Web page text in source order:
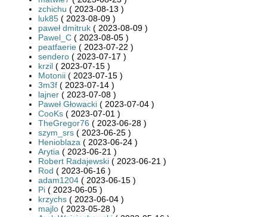
zchichu ( 2023-08-13 )
luk85 ( 2023-08-09 )
paweł dmitruk ( 2023-08-09 )
Pawel_C ( 2023-08-05 )
peatfaerie ( 2023-07-22 )
sendero ( 2023-07-17 )
krzil ( 2023-07-15 )
Motonii ( 2023-07-15 )
3m3f ( 2023-07-14 )
lajner ( 2023-07-08 )
Paweł Głowacki ( 2023-07-04 )
CooKs ( 2023-07-01 )
TheGregor76 ( 2023-06-28 )
szym_srs ( 2023-06-25 )
Henioblaza ( 2023-06-24 )
Arytia ( 2023-06-21 )
Robert Radajewski ( 2023-06-21 )
Rod ( 2023-06-16 )
adam1204 ( 2023-06-15 )
Pi ( 2023-06-05 )
krzychs ( 2023-06-04 )
majlo ( 2023-05-28 )